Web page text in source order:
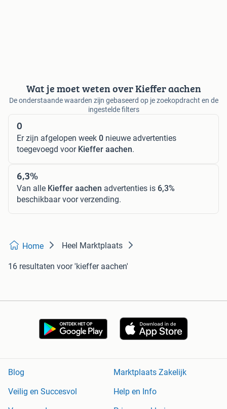
Wat je moet weten over Kieffer aachen
De onderstaande waarden zijn gebaseerd op je zoekopdracht en de
ingestelde filters
0
Er zijn afgelopen week 0 nieuwe advertenties
toegevoegd voor Kieffer aachen.
6,3%
Van alle Kieffer aachen advertenties is 6,3%
beschikbaar voor verzending.
Home Heel Marktplaats
16 resultaten voor 'kieffer aachen'
Blog
Marktplaats Zakelijk
Veilig en Succesvol
Help en Info